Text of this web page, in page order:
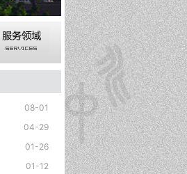
08-01
04-29
01-26
01-12